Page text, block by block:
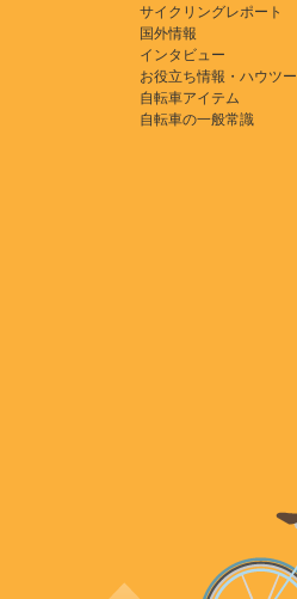
サイクリングレポート
国外情報
インタビュー
お役立ち情報・ハウツー
自転車アイテム
自転車の一般常識